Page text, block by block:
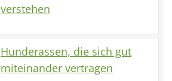
verstehen
Hunderassen, die sich gut
miteinander vertragen